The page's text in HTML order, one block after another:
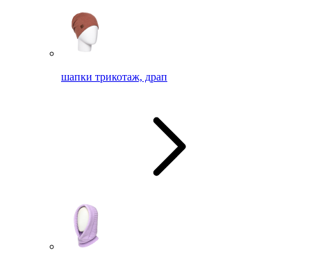
шапки трикотаж, драп